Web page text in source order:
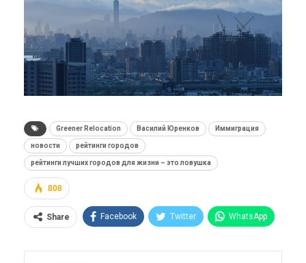
Greener Relocation Василий Юренков Иммиграция
новости рейтинги городов
рейтинги лучших городов для жизни – это ловушка
808
Share Facebook Twitter WhatsApp